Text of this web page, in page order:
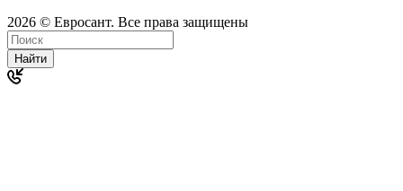
2026 © Евросант. Все права защищены
Найти